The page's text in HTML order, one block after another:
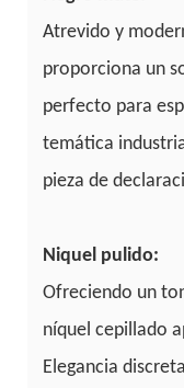
Atrevido y
proporciona un
perfecto para
temática
pieza de
Niquel pulido:
Ofreciendo un
níquel cepillado
Elegancia